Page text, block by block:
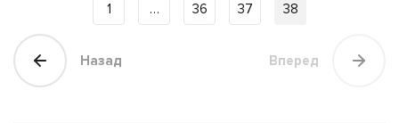
Назад
1 … 36 37 38
Вперед